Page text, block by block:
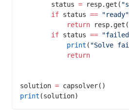
        status
= resp.get(
        if
status == "ready"
            return
resp.get(
        if
status ==
            print
( "Solve
            return
solution = capsolver()
print (solution)